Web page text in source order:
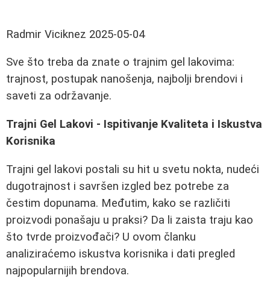
Radmir Viciknez 2025-05-04
Sve što treba da znate o trajnim gel lakovima:
trajnost, postupak nanošenja, najbolji brendovi i
saveti za održavanje.
Trajni Gel Lakovi - Ispitivanje Kvaliteta i Iskustva
Korisnika
Trajni gel lakovi postali su hit u svetu nokta, nudeći
dugotrajnost i savršen izgled bez potrebe za
čestim dopunama. Međutim, kako se različiti
proizvodi ponašaju u praksi? Da li zaista traju kao
što tvrde proizvođači? U ovom članku
analiziraćemo iskustva korisnika i dati pregled
najpopularnijih brendova.